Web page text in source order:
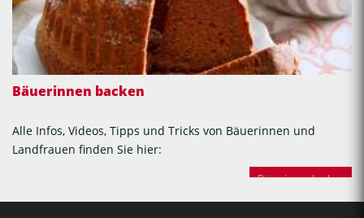
Bäuerinnen backen
Alle Infos, Videos, Tipps und Tricks von Bäuerinnen und
Landfrauen finden Sie hier:
Bäuerinnen backen